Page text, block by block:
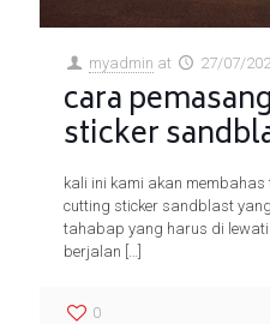
myadmin at 27/07/
cara
sticker
kali ini kami akan
cutting sticker sandblast
tahabap yang harus di
berjalan […]
0